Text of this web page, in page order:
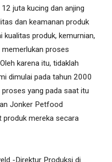
juta kucing dan anjing
dan keamanan produk
kualitas produk, kemurnian,
proses
karena itu, tidaklah
dimulai pada tahun 2000
yang pada saat itu
Jonker Petfood
produk mereka secara
-Direktur Produksi di